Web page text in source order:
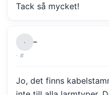
Tack så mycket!
· –
· #
Jo, det finns